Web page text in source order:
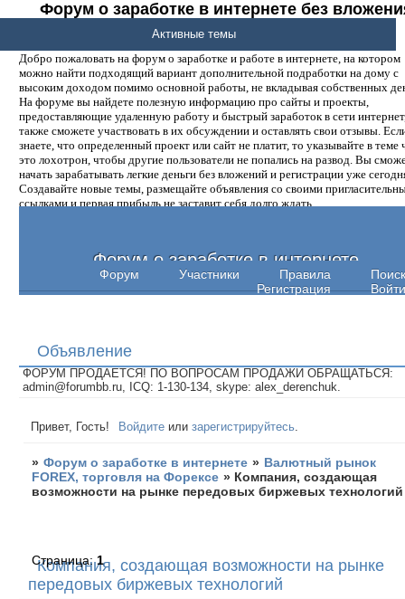
Форум о заработке в интернете без
денег.
Добро пожаловать на форум о заработке и работе в интернете, на котором
можно найти подходящий вариант дополнительной подработки на дому с
высоким доходом помимо основной работы, не вкладывая собственных
На форуме вы найдете полезную информацию про сайты и проекты,
предоставляющие удаленную работу и быстрый заработок в сети
также сможете участвовать в их обсуждении и оставлять свои отзывы.
знаете, что определенный проект или сайт не платит, то указывайте в теме
это лохотрон, чтобы другие пользователи не попались на развод. Вы
начать зарабатывать легкие деньги без вложений и регистрации уже
Создавайте новые темы, размещайте объявления со своими
ссылками и первая прибыль не заставит себя долго ждать.
Форум о заработке в интернете
Форум Участники Правила
Поиск
Регистрация
Войти
Активные темы
Объявление
ФОРУМ ПРОДАЕТСЯ! ПО ВОПРОСАМ ПРОДАЖИ ОБРАЩАТЬСЯ:
admin@forumbb.ru, ICQ: 1-130-134, skype: alex_derenchuk.
Привет, Гость! Войдите илизарегистрируйтесь
» Форум о заработке в интернете » Валютный рынок
FOREX, торговля на Форексе » Компания, создающая
возможности на рынке передовых биржевых технологий
Компания, создающая возможности на рынке
передовых биржевых технологий
Страница:1